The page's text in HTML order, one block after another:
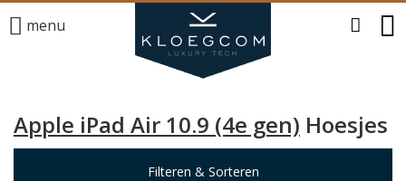
menu
Apple iPad Air 10.9 (4e gen) Hoesjes
Filteren & Sorteren